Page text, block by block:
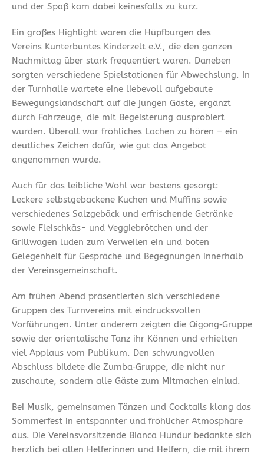
und der Spaß kam dabei keinesfalls zu kurz.
Ein großes Highlight waren die Hüpfburgen des
Vereins Kunterbuntes Kinderzelt e.V., die den ganzen
Nachmittag über stark frequentiert waren. Daneben
sorgten verschiedene Spielstationen für Abwechslung. In
der Turnhalle wartete eine liebevoll aufgebaute
Bewegungslandschaft auf die jungen Gäste, ergänzt
durch Fahrzeuge, die mit Begeisterung ausprobiert
wurden. Überall war fröhliches Lachen zu hören – ein
deutliches Zeichen dafür, wie gut das Angebot
angenommen wurde.
Auch für das leibliche Wohl war bestens gesorgt:
Leckere selbstgebackene Kuchen und Muffins sowie
verschiedenes Salzgebäck und erfrischende Getränke
sowie Fleischkäs- und Veggiebrötchen und der
Grillwagen luden zum Verweilen ein und boten
Gelegenheit für Gespräche und Begegnungen innerhalb
der Vereinsgemeinschaft.
Am frühen Abend präsentierten sich verschiedene
Gruppen des Turnvereins mit eindrucksvollen
Vorführungen. Unter anderem zeigten die Qigong‑Gruppe
sowie der orientalische Tanz ihr Können und erhielten
viel Applaus vom Publikum. Den schwungvollen
Abschluss bildete die Zumba‑Gruppe, die nicht nur
zuschaute, sondern alle Gäste zum Mitmachen einlud.
Bei Musik, gemeinsamen Tänzen und Cocktails klang das
Sommerfest in entspannter und fröhlicher Atmosphäre
aus. Die Vereinsvorsitzende Bianca Hundur bedankte sich
herzlich bei allen Helferinnen und Helfern, die mit ihrem